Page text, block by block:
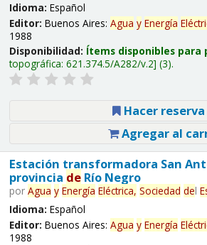
Idioma: Español
Editor: Buenos Aires: Agua y Energía
1988
Disponibilidad: Ítems disponibles para
topográfica: 621.374.5/A282/v.2 (3).
Hacer reserva
Agregar al
Estación transformadora San
provincia deRío Negro
por Agua y Energía Eléctrica, Sociedad del
Idioma: Español
Editor: Buenos Aires: Agua y Energía
1988